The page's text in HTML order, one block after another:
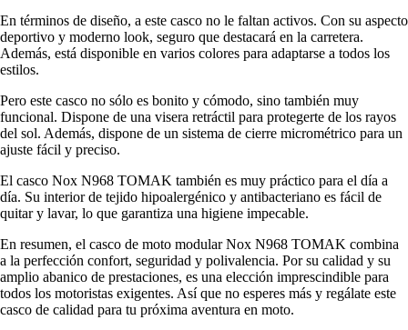
En términos de diseño, a este casco no le faltan activos. Con su aspecto
deportivo y moderno look, seguro que destacará en la carretera.
Además, está disponible en varios colores para adaptarse a todos los
estilos.
Pero este casco no sólo es bonito y cómodo, sino también muy
funcional. Dispone de una visera retráctil para protegerte de los rayos
del sol. Además, dispone de un sistema de cierre micrométrico para un
ajuste fácil y preciso.
El casco Nox N968 TOMAK también es muy práctico para el día a
día. Su interior de tejido hipoalergénico y antibacteriano es fácil de
quitar y lavar, lo que garantiza una higiene impecable.
En resumen, el casco de moto modular Nox N968 TOMAK combina
a la perfección confort, seguridad y polivalencia. Por su calidad y su
amplio abanico de prestaciones, es una elección imprescindible para
todos los motoristas exigentes. Así que no esperes más y regálate este
casco de calidad para tu próxima aventura en moto.